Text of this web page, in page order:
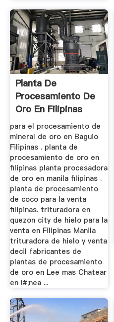
Planta De
Procesamiento De
Oro En Filipinas
para el procesamiento de
mineral de oro en Baguio
Filipinas . planta de
procesamiento de oro en
filipinas planta procesadora
de oro en manila filipinas .
planta de procesamiento
de coco para la venta
filipinas. trituradora en
quezon city de hielo para la
venta en Filipinas Manila
trituradora de hielo y venta
decil fabricantes de
plantas de procesamiento
de oro en Lee mas Chatear
en l#;nea ...